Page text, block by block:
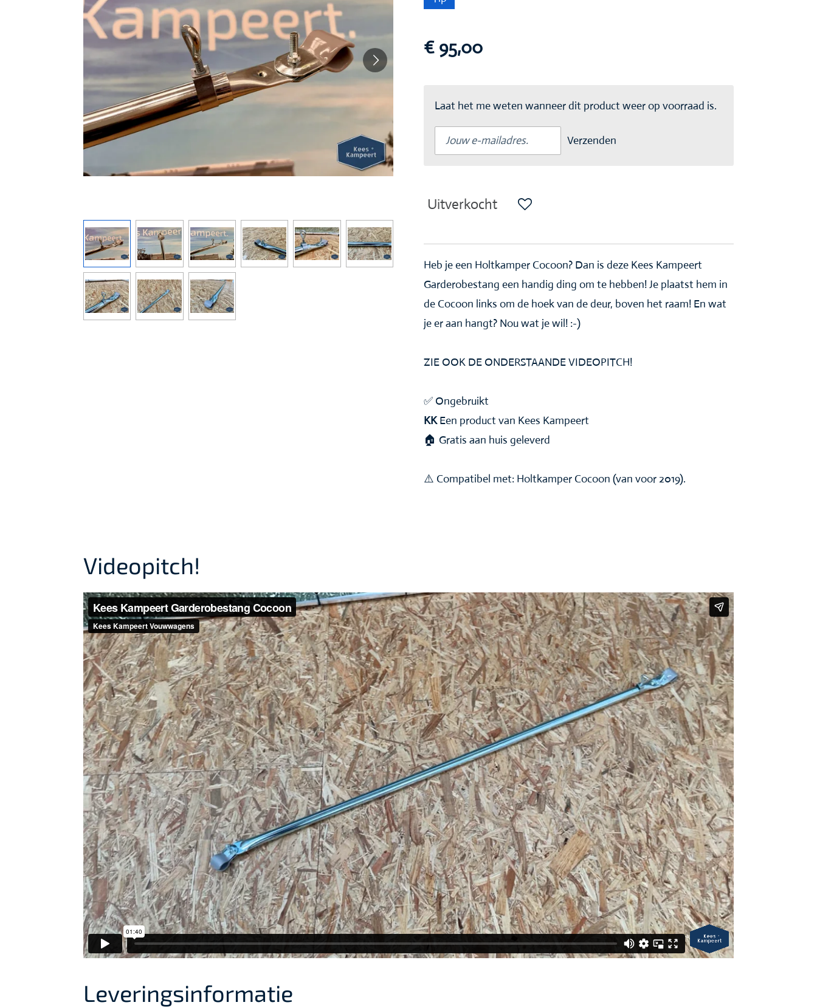
€ 95,00
Laat het me weten wanneer dit product weer op voorraad is.
Verzenden
Uitverkocht
Heb je een Holtkamper Cocoon? Dan is deze Kees Kampeert
Garderobestang een handig ding om te hebben! Je plaatst hem in
de Cocoon links om de hoek van de deur, boven het raam! En wat
je er aan hangt? Nou wat je wil! :-)
ZIE OOK DE ONDERSTAANDE VIDEOPITCH!
✅ Ongebruikt
KKEen product van Kees Kampeert
🏠 Gratis aan huis geleverd
⚠️ Compatibel met: Holtkamper Cocoon (van voor 2019).
Videopitch!
Leveringsinformatie